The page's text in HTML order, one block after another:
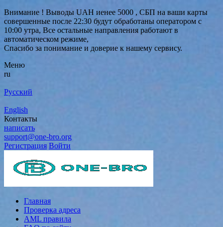
Внимание ! Выводы UAH иенее 5000 , СБП на ваши карты
совершенные после 22:30 будут обработаны оператором с
10:00 утра, Все остальные направления работают в
автоматическом режиме,
Спасибо за понимание и доверие к нашему сервису.
Меню
ru
Русский
English
Контакты
написать
support@one-bro.org
Регистрация Войти
Главная
Проверка адреса
AML правила